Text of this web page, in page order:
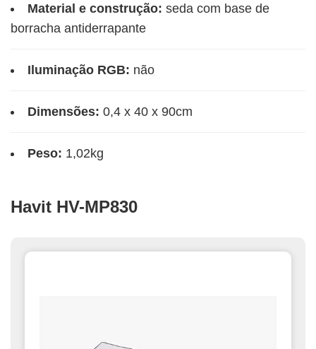
Material e construção: seda com base de
borracha antiderrapante
Iluminação RGB: não
Dimensões: 0,4 x 40 x 90cm
Peso: 1,02kg
Havit HV-MP830